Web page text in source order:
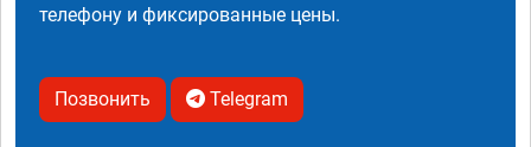
телефону и фиксированные цены.
Позвонить Telegram